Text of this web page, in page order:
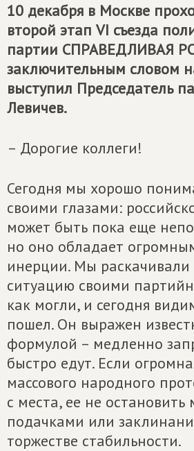
10 декабря в Москве
второй этап VI съезда
партии СПРАВЕДЛИВАЯ
заключительным словом
выступил Председатель
Левичев.
– Дорогие коллеги!
Сегодня мы хорошо
своими глазами:
может быть пока еще
но оно обладает
инерции. Мы раскачивали
ситуацию своими
как могли, и сегодня
пошел. Он выражен
формулой – медленно
быстро едут. Если
массового народного
с места, ее не
подачками или
торжестве стабильности.